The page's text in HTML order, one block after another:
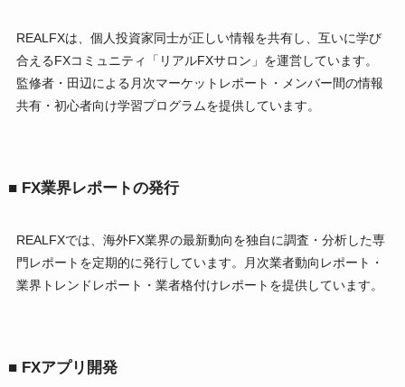
REALFXは、個人投資家同士が正しい情報を共有し、互いに学び
合えるFXコミュニティ「リアルFXサロン」を運営しています。
監修者・田辺による月次マーケットレポート・メンバー間の情報
共有・初心者向け学習プログラムを提供しています。
■ FX業界レポートの発行
REALFXでは、海外FX業界の最新動向を独自に調査・分析した専
門レポートを定期的に発行しています。月次業者動向レポート・
業界トレンドレポート・業者格付けレポートを提供しています。
■ FXアプリ開発